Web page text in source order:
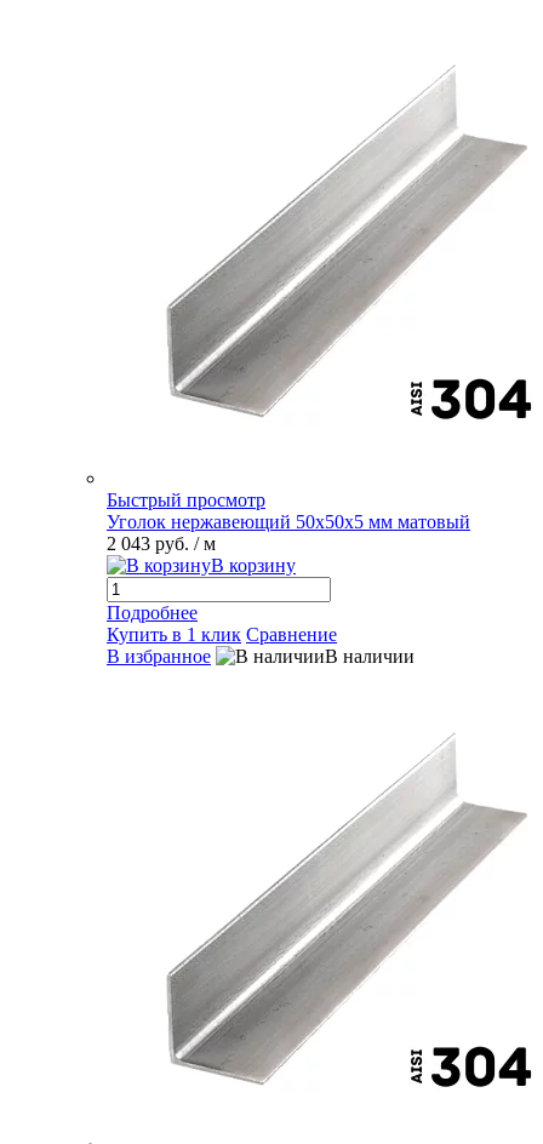
Быстрый просмотр
Уголок нержавеющий 50х50х5 мм матовый
2 043 руб. / м
В корзину
Подробнее
Купить в 1 клик Сравнение
В избранное
В наличии